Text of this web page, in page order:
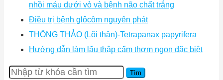
nhồi máu dưới vỏ và bệnh não chất trắng
Điều trị bệnh glôcôm nguyên phát
THÔNG THẢO (Lõi thân)-Tetrapanax papyrifera
Hướng dẫn làm lẩu thập cẩm thơm ngon đặc biệt